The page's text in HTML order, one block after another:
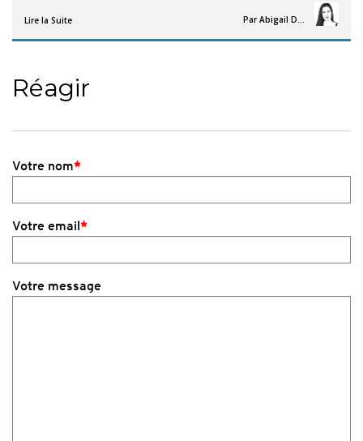
Lire la Suite Par
Réagir
Votre nom*
Votre email*
Votre message